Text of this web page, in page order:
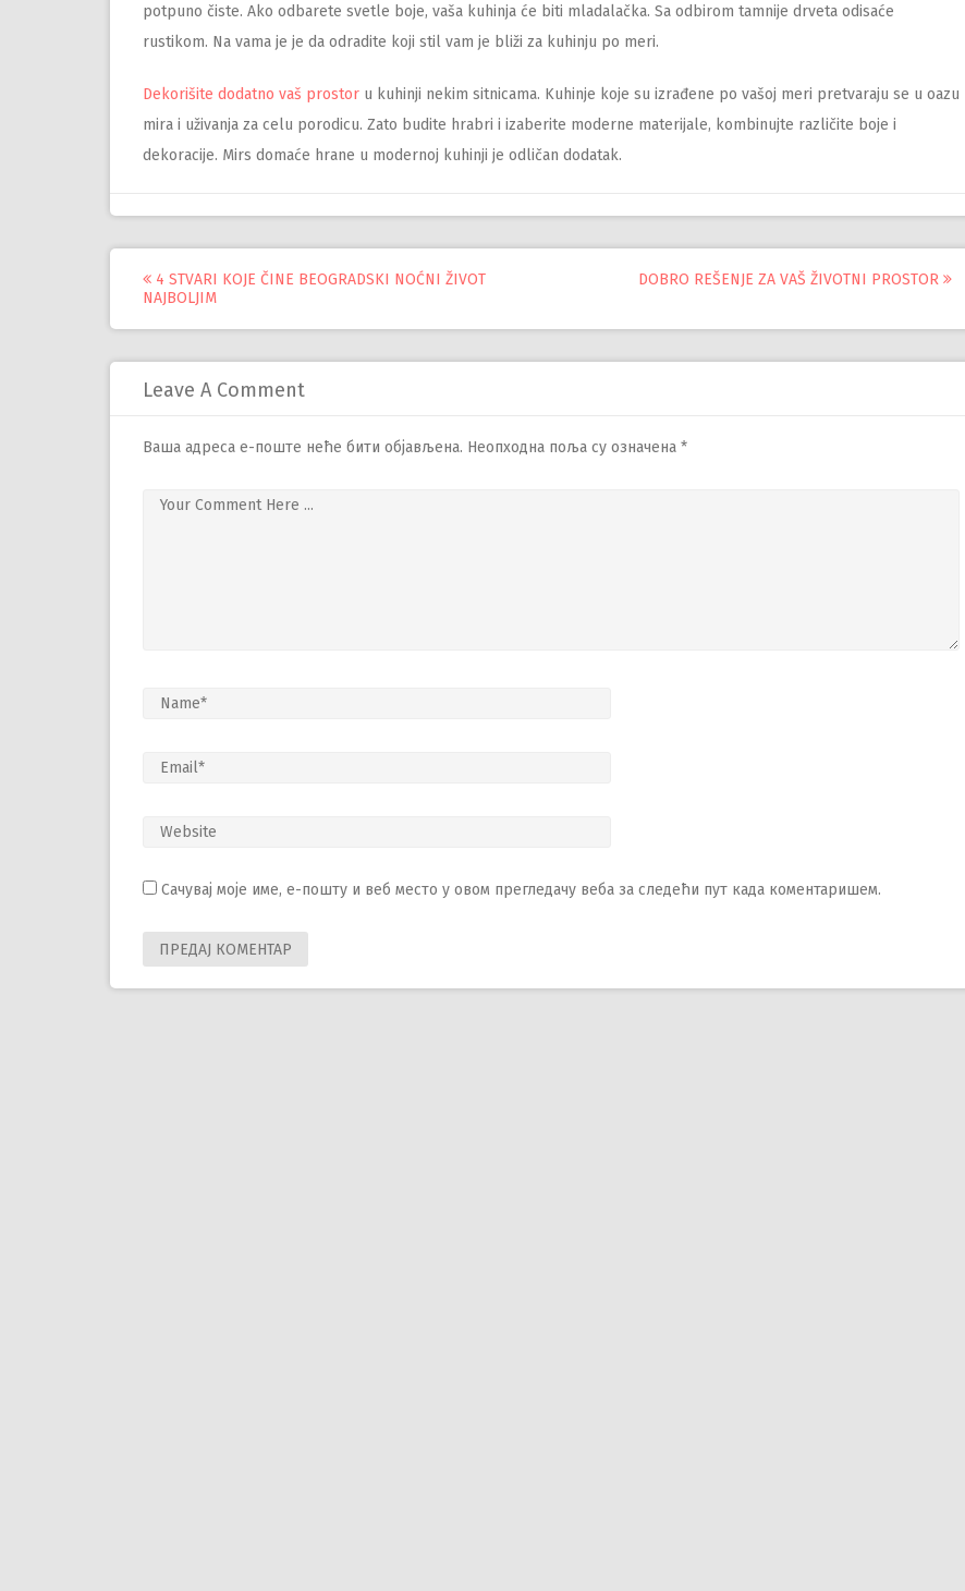
potpuno čiste. Ako odbarete svetle boje, vaša kuhinja će biti mladalačka. Sa odbirom tamnije drveta odisaće
rustikom. Na vama je je da odradite koji stil vam je bliži za kuhinju po meri.
Dekorišite dodatno vaš prostor u kuhinji nekim sitnicama. Kuhinje koje su izrađene po vašoj meri pretvaraju se u oazu
mira i uživanja za celu porodicu. Zato budite hrabri i izaberite moderne materijale, kombinujte različite boje i
dekoracije. Mirs domaće hrane u modernoj kuhinji je odličan dodatak.
Управљање
објавама
4 STVARI KOJE ČINE BEOGRADSKI NOĆNI ŽIVOT
NAJBOLJIM
DOBRO REŠENJE ZA VAŠ ŽIVOTNI PROSTOR
Leave A Comment
Ваша адреса е-поште неће бити објављена. Неопходна поља су означена *
Сачувај моје име, е-пошту и веб место у овом прегледачу веба за следећи пут када коментаришем.